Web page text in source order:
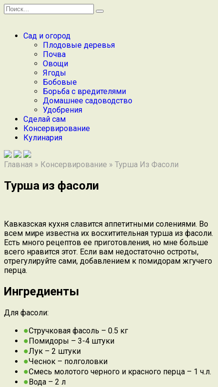
Перейти
к
Search
for:
Сад и огород
Плодовые деревья
Почва
Овощи
Ягоды
Бобовые
Борьба с вредителями
Домашнее садоводство
Удобрения
Сделай сам
Консервирование
Кулинария
Главная » Консервирование » Турша Из Фасоли
Турша из фасоли
Кавказская кухня славится аппетитными солениями. Во
всем мире известна их восхитительная турша из фасоли.
Есть много рецептов ее приготовления, но мне больше
всего нравится этот. Если вам недостаточно остроты,
отрегулируйте сами, добавлением к помидорам жгучего
перца.
Ингредиенты
Для фасоли:
Стручковая фасоль – 0.5 кг
Помидоры – 3-4 штуки
Лук – 2 штуки
Чеснок – полголовки
Смесь молотого черного и красного перца – 1 ч.л.
Вода – 2 л